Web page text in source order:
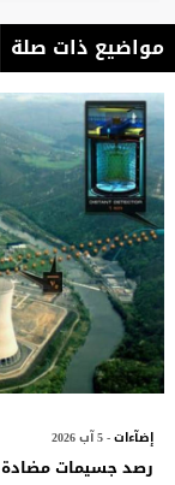
مواضيع ذات صلة
إضآءات- 5 آب 2026
رصد جسيمات مضادة